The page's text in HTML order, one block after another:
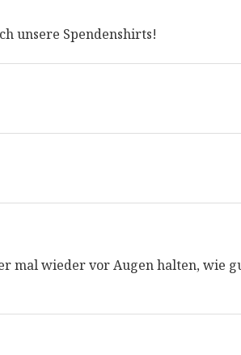
unsere Spendenshirts!
mal wieder vor Augen halten, wie